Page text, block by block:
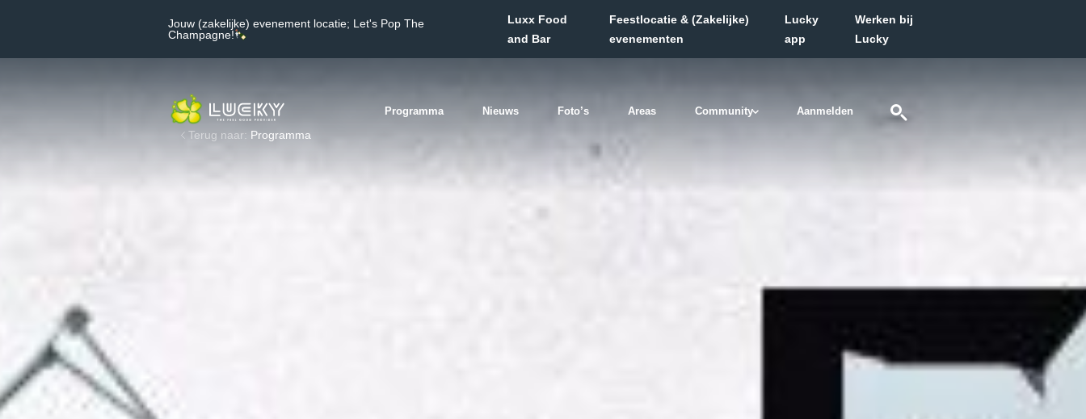
Jouw (zakelijke) evenement locatie; Let's Pop The
Champagne!
Luxx Food
and Bar
Feestlocatie & (Zakelijke)
evenementen
Lucky
app
Werken bij
Lucky
Programma Nieuws Foto’s Areas Community Aanmelden
Terug naar: Programma